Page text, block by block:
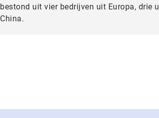
bestond uit vier bedrijven uit Europa, drie
China.